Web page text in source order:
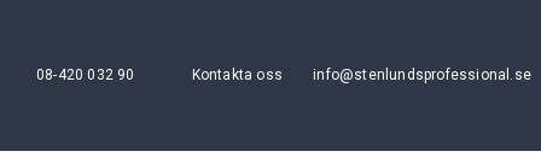
08-420 032 90 Kontakta oss info@stenlundsprofessional.se